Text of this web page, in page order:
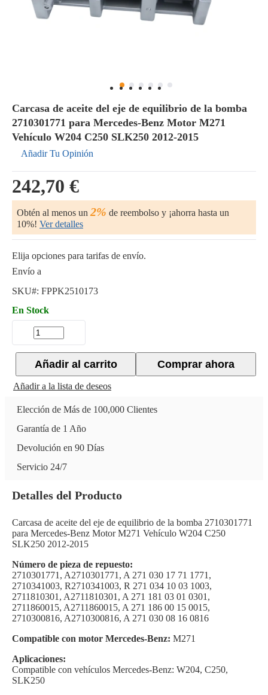
Carcasa de aceite del eje de equilibrio de la bomba
2710301771 para Mercedes-Benz Motor M271
Vehículo W204 C250 SLK250 2012-2015
Añadir Tu Opinión
242,70 €
Obtén al menos un 2% de reembolso y ¡ahorra hasta un
10%! Ver detalles
Elija opciones para tarifas de envío.
Envío a
SKU#: FPPK2510173
En Stock
Comprar ahora
Añadir al carrito
Añadir a la lista de deseos
Elección de Más de 100,000 Clientes
Garantía de 1 Año
Devolución en 90 Días
Servicio 24/7
Detalles del Producto
Carcasa de aceite del eje de equilibrio de la bomba 2710301771
para Mercedes-Benz Motor M271 Vehículo W204 C250
SLK250 2012-2015
Número de pieza de repuesto:
2710301771, A2710301771, A 271 030 17 71 1771,
2710341003, R2710341003, R 271 034 10 03 1003,
2711810301, A2711810301, A 271 181 03 01 0301,
2711860015, A2711860015, A 271 186 00 15 0015,
2710300816, A2710300816, A 271 030 08 16 0816
Compatible con motor Mercedes-Benz: M271
Aplicaciones:
Compatible con vehículos Mercedes-Benz: W204, C250,
SLK250